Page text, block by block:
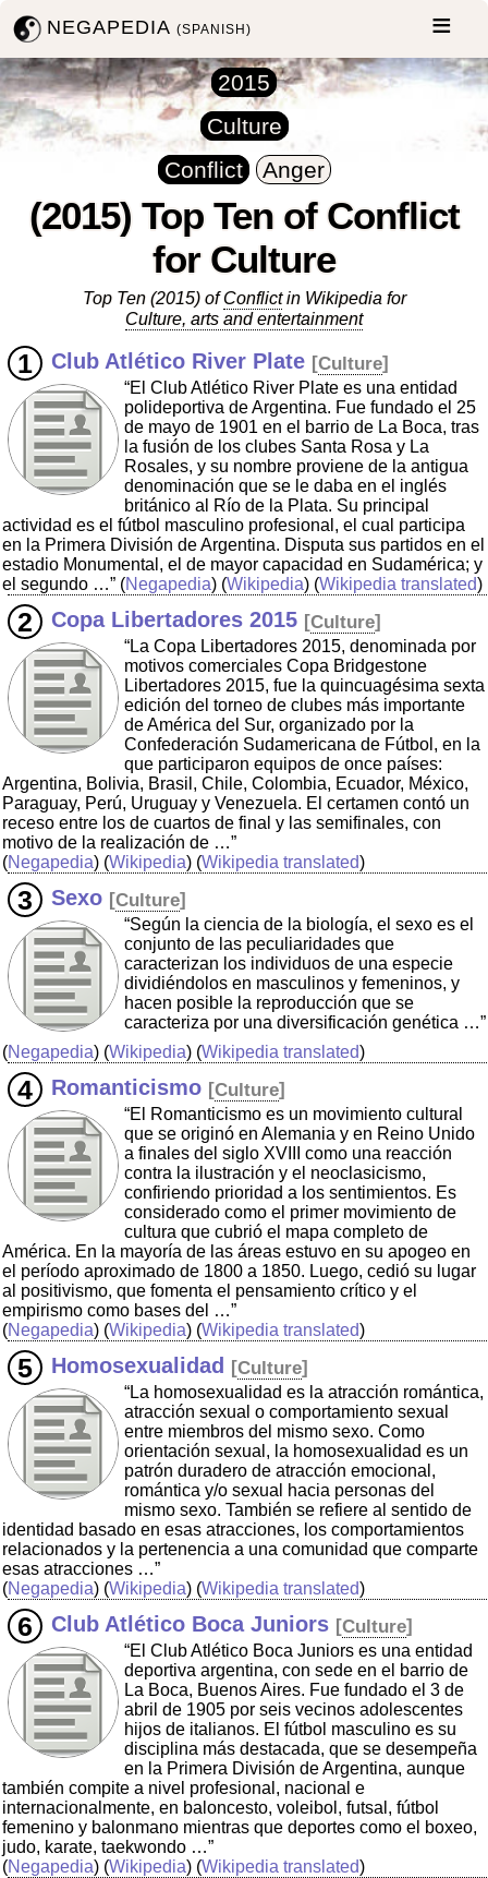
NEGAPEDIA(SPANISH)
2015
Culture
Conflict
Anger
(2015) Top Ten of Conflict
for Culture
Top Ten (2015) ofConflictin Wikipedia for
Culture, arts and entertainment
Club Atlético River Plate [Culture]
“El Club Atlético River Plate es una entidad
polideportiva de Argentina. Fue fundado el 25
de mayo de 1901 en el barrio de La Boca, tras
la fusión de los clubes Santa Rosa y La
Rosales, y su nombre proviene de la antigua
denominación que se le daba en el inglés
británico al Río de la Plata. Su principal
actividad es el fútbol masculino profesional, el cual participa
en la Primera División de Argentina. Disputa sus partidos en el
estadio Monumental, el de mayor capacidad en Sudamérica; y
el segundo …” (Negapedia) (Wikipedia) (Wikipedia translated)
Copa Libertadores 2015 [Culture]
“La Copa Libertadores 2015, denominada por
motivos comerciales Copa Bridgestone
Libertadores 2015, fue la quincuagésima sexta
edición del torneo de clubes más importante
de América del Sur, organizado por la
Confederación Sudamericana de Fútbol, en la
que participaron equipos de once países:
Argentina, Bolivia, Brasil, Chile, Colombia, Ecuador, México,
Paraguay, Perú, Uruguay y Venezuela. El certamen contó un
receso entre los de cuartos de final y las semifinales, con
motivo de la realización de …”
(Negapedia) (Wikipedia) (Wikipedia translated)
Sexo [Culture]
“Según la ciencia de la biología, el sexo es el
conjunto de las peculiaridades que
caracterizan los individuos de una especie
dividiéndolos en masculinos y femeninos, y
hacen posible la reproducción que se
caracteriza por una diversificación genética …”
(Negapedia) (Wikipedia) (Wikipedia translated)
Romanticismo [Culture]
“El Romanticismo es un movimiento cultural
que se originó en Alemania y en Reino Unido
a finales del siglo XVIII como una reacción
contra la ilustración y el neoclasicismo,
confiriendo prioridad a los sentimientos. Es
considerado como el primer movimiento de
cultura que cubrió el mapa completo de
América. En la mayoría de las áreas estuvo en su apogeo en
el período aproximado de 1800 a 1850. Luego, cedió su lugar
al positivismo, que fomenta el pensamiento crítico y el
empirismo como bases del …”
(Negapedia) (Wikipedia) (Wikipedia translated)
Homosexualidad [Culture]
“La homosexualidad es la atracción romántica,
atracción sexual o comportamiento sexual
entre miembros del mismo sexo. Como
orientación sexual, la homosexualidad es un
patrón duradero de atracción emocional,
romántica y/o sexual hacia personas del
mismo sexo. También se refiere al sentido de
identidad basado en esas atracciones, los comportamientos
relacionados y la pertenencia a una comunidad que comparte
esas atracciones …”
(Negapedia) (Wikipedia) (Wikipedia translated)
Club Atlético Boca Juniors [Culture]
“El Club Atlético Boca Juniors es una entidad
deportiva argentina, con sede en el barrio de
La Boca, Buenos Aires. Fue fundado el 3 de
abril de 1905 por seis vecinos adolescentes
hijos de italianos. El fútbol masculino es su
disciplina más destacada, que se desempeña
en la Primera División de Argentina, aunque
también compite a nivel profesional, nacional e
internacionalmente, en baloncesto, voleibol, futsal, fútbol
femenino y balonmano mientras que deportes como el boxeo,
judo, karate, taekwondo …”
(Negapedia) (Wikipedia) (Wikipedia translated)